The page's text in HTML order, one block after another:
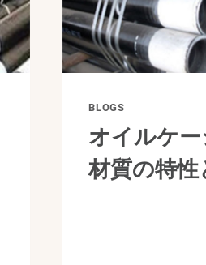
BLOGS
オイルケ
材質の特性